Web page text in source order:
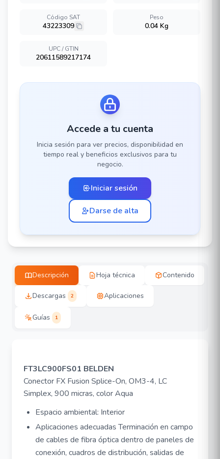
Código SAT
43223309
Peso
0.04 Kg
UPC / GTIN
20611589217174
Accede a tu cuenta
Inicia sesión para ver precios, disponibilidad en
tiempo real y beneficios exclusivos para tu
negocio.
Iniciar sesión
Darse de alta
Descripción Hoja técnica Contenido
Descargas 2 Aplicaciones
Guías 1
FT3LC900FS01 BELDEN
Conector FX Fusion Splice-On, OM3-4, LC
Simplex, 900 micras, color Aqua
Espacio ambiental: Interior
Aplicaciones adecuadas Terminación en campo
de cables de fibra óptica dentro de paneles de
conexión, cuadros de distribución, salidas de